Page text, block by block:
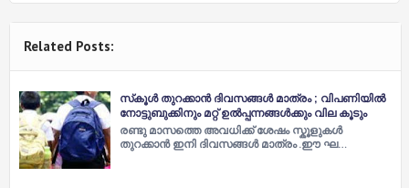
Related Posts:
സ്‌കൂൾ തുറക്കാൻ ദിവസങ്ങൾ മാത്രം ; വിപണിയിൽ
നോട്ടുബുക്കിനും മറ്റ് ഉൽപ്പന്നങ്ങൾക്കും വില കൂടും
രണ്ടു മാസത്തെ അവധിക്ക് ശേഷം സ്കൂളുകൾ
തുറക്കാൻ ഇനി ദിവസങ്ങൾ മാത്രം .ഈ ഘ…